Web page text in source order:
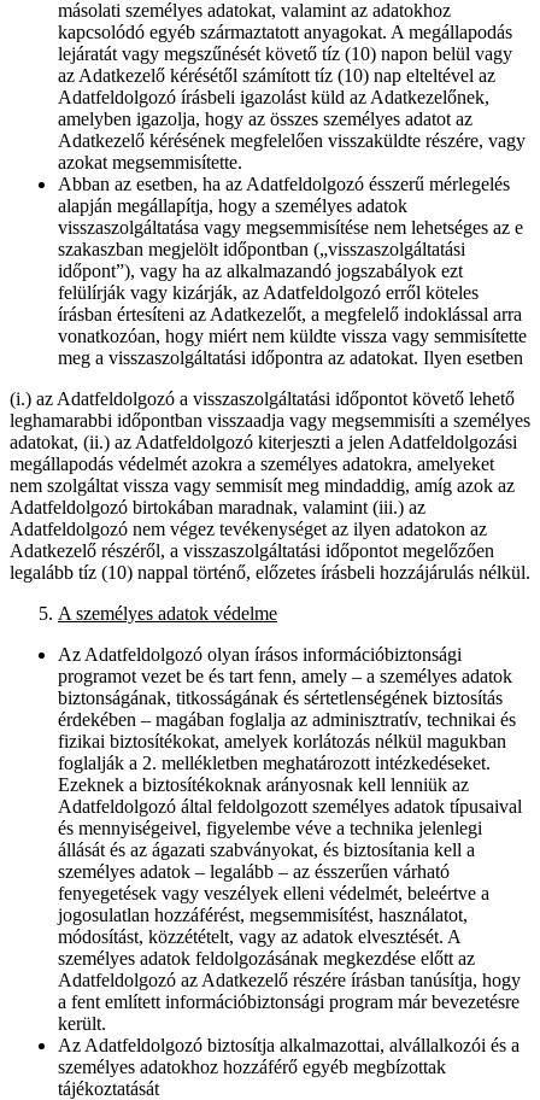
másolati személyes adatokat, valamint az adatokhoz
kapcsolódó egyéb származtatott anyagokat. A megállapodás
lejáratát vagy megszűnését követő tíz (10) napon belül vagy
az Adatkezelő kérésétől számított tíz (10) nap elteltével az
Adatfeldolgozó írásbeli igazolást küld az Adatkezelőnek,
amelyben igazolja, hogy az összes személyes adatot az
Adatkezelő kérésének megfelelően visszaküldte részére, vagy
azokat megsemmisítette.
Abban az esetben, ha az Adatfeldolgozó ésszerű mérlegelés
alapján megállapítja, hogy a személyes adatok
visszaszolgáltatása vagy megsemmisítése nem lehetséges az e
szakaszban megjelölt időpontban („visszaszolgáltatási
időpont”), vagy ha az alkalmazandó jogszabályok ezt
felülírják vagy kizárják, az Adatfeldolgozó erről köteles
írásban értesíteni az Adatkezelőt, a megfelelő indoklással arra
vonatkozóan, hogy miért nem küldte vissza vagy semmisítette
meg a visszaszolgáltatási időpontra az adatokat. Ilyen esetben
(i.) az Adatfeldolgozó a visszaszolgáltatási időpontot követő lehető
leghamarabbi időpontban visszaadja vagy megsemmisíti a személyes
adatokat, (ii.) az Adatfeldolgozó kiterjeszti a jelen Adatfeldolgozási
megállapodás védelmét azokra a személyes adatokra, amelyeket
nem szolgáltat vissza vagy semmisít meg mindaddig, amíg azok az
Adatfeldolgozó birtokában maradnak, valamint (iii.) az
Adatfeldolgozó nem végez tevékenységet az ilyen adatokon az
Adatkezelő részéről, a visszaszolgáltatási időpontot megelőzően
legalább tíz (10) nappal történő, előzetes írásbeli hozzájárulás nélkül.
A személyes adatok védelme
Az Adatfeldolgozó olyan írásos információbiztonsági
programot vezet be és tart fenn, amely – a személyes adatok
biztonságának, titkosságának és sértetlenségének biztosítás
érdekében – magában foglalja az adminisztratív, technikai és
fizikai biztosítékokat, amelyek korlátozás nélkül magukban
foglalják a 2. mellékletben meghatározott intézkedéseket.
Ezeknek a biztosítékoknak arányosnak kell lenniük az
Adatfeldolgozó által feldolgozott személyes adatok típusaival
és mennyiségeivel, figyelembe véve a technika jelenlegi
állását és az ágazati szabványokat, és biztosítania kell a
személyes adatok – legalább – az ésszerűen várható
fenyegetések vagy veszélyek elleni védelmét, beleértve a
jogosulatlan hozzáférést, megsemmisítést, használatot,
módosítást, közzétételt, vagy az adatok elvesztését. A
személyes adatok feldolgozásának megkezdése előtt az
Adatfeldolgozó az Adatkezelő részére írásban tanúsítja, hogy
a fent említett információbiztonsági program már bevezetésre
került.
Az Adatfeldolgozó biztosítja alkalmazottai, alvállalkozói és a
személyes adatokhoz hozzáférő egyéb megbízottak
tájékoztatását